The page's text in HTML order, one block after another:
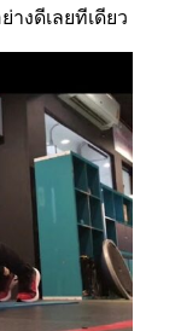
งดีเลยทีเดียว